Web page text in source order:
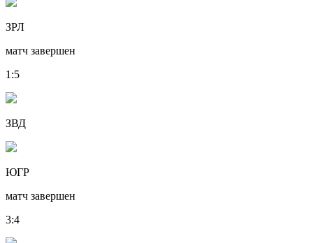
ЗРЛ
матч завершен
1 :5
ЗВД
ЮГР
матч завершен
3:4